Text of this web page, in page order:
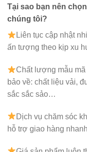
Tại sao bạn nên
chúng tôi?
Liên tục cập nhật
ấn tượng theo kịp xu
Chất lượng mẫu
bảo về: chất liệu vải,
sắc sắc sảo…
Dịch vụ chăm sóc
hỗ trợ giao hàng